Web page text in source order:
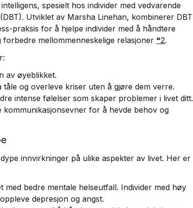
spesielt hos individer med vedvarende
Utviklet av Marsha Linehan, kombinerer DBT
praksis for å hjelpe individer med å håndtere
mellommenneskelige relasjoner ❝2.
av øyeblikket.
og overleve kriser uten å gjøre dem verre.
intense følelser som skaper problemer i livet ditt.
kommunikasjonsevner for å hevde behov og
innvirkninger på ulike aspekter av livet. Her er
med bedre mentale helseutfall. Individer med høy
depresjon og angst.